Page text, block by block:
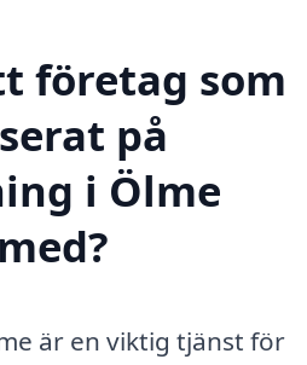
företag som
på
i Ölme
är en viktig tjänst för